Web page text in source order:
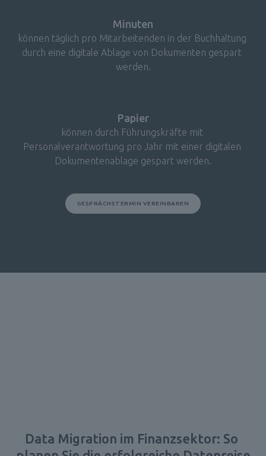
Minuten
können täglich pro Mitarbeitenden in der Buchhaltung
durch eine digitale Ablage von Dokumenten gespart
werden.
Papier
können durch Führungskräfte mit
Personalverantwortung pro Jahr mit einer digitalen
Dokumentenablage gespart werden.
GESPRÄCHSTERMIN VEREINBAREN
Data Migration im Finanzsektor: So